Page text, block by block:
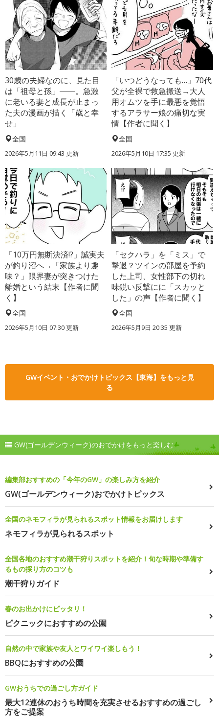
30歳の夫婦なのに、見た目
は「祖母と孫」――。急激
に老いる妻と成長が止まっ
た夫の漫画が描く「歳と幸
せ」
全国
2026年5月11日 09:43 更新
「いつどうなっても…」70代
父が全裸で救急搬送→大人
用オムツを手に最悪を覚悟
するアラサー娘の痛切な実
情【作者に聞く】
全国
2026年5月10日 17:35 更新
「10万円無断決済!?」誠実夫
が釣り沼へ→「家族より趣
味？」限界妻が突きつけた
離婚という結末【作者に聞
く】
全国
2026年5月10日 07:30 更新
「セクハラ」を「ミス」で
撃退？ツインの部屋を予約
した上司、女性部下の切れ
味鋭い反撃にに「スカッと
した」の声【作者に聞く】
全国
2026年5月9日 20:35 更新
GWイベント・おでかけトピックス【東海】をもっと見
る
GW(ゴールデンウィーク)のおでかけをもっと楽しむ
編集部おすすめの「今年のGW」の楽しみ方を紹介
GW(ゴールデンウィーク)おでかけトピックス
全国のネモフィラが見られるスポット情報をお届けします
ネモフィラが見られるスポット
全国各地のおすすめ潮干狩りスポットを紹介！旬な時期や準備す
るもの採り方のコツも
潮干狩りガイド
春のお出かけにピッタリ！
ピクニックにおすすめの公園
自然の中で家族や友人とワイワイ楽しもう！
BBQにおすすめの公園
GWおうちでの過ごし方ガイド
最大12連休のおうち時間を充実させるおすすめの過ごし
方をご提案